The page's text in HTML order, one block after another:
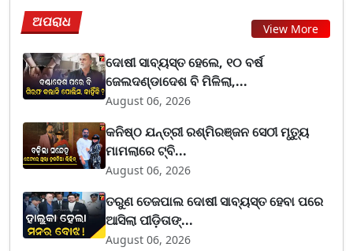
ଅପରାଧ View More
ଦୋଷୀ ସାବ୍ୟସ୍ତ ହେଲେ, ୧୦ ବର୍ଷ
ଜେଲଦଣ୍ଡାଦେଶ ବି ମିଳିଲା,...
August 06, 2026
କନିଷ୍ଠ ଯନ୍ତ୍ରୀ ରଶ୍ମିରଞ୍ଜନ ସେଠୀ ମୃତ୍ୟୁ
ମାମଲାରେ ଟ୍ବି...
August 06, 2026
ତରୁଣ ତେଜପାଲ ଦୋଷୀ ସାବ୍ୟସ୍ତ ହେବା ପରେ
ଆସିଲା ପୀଡ଼ିତାଙ୍...
August 06, 2026